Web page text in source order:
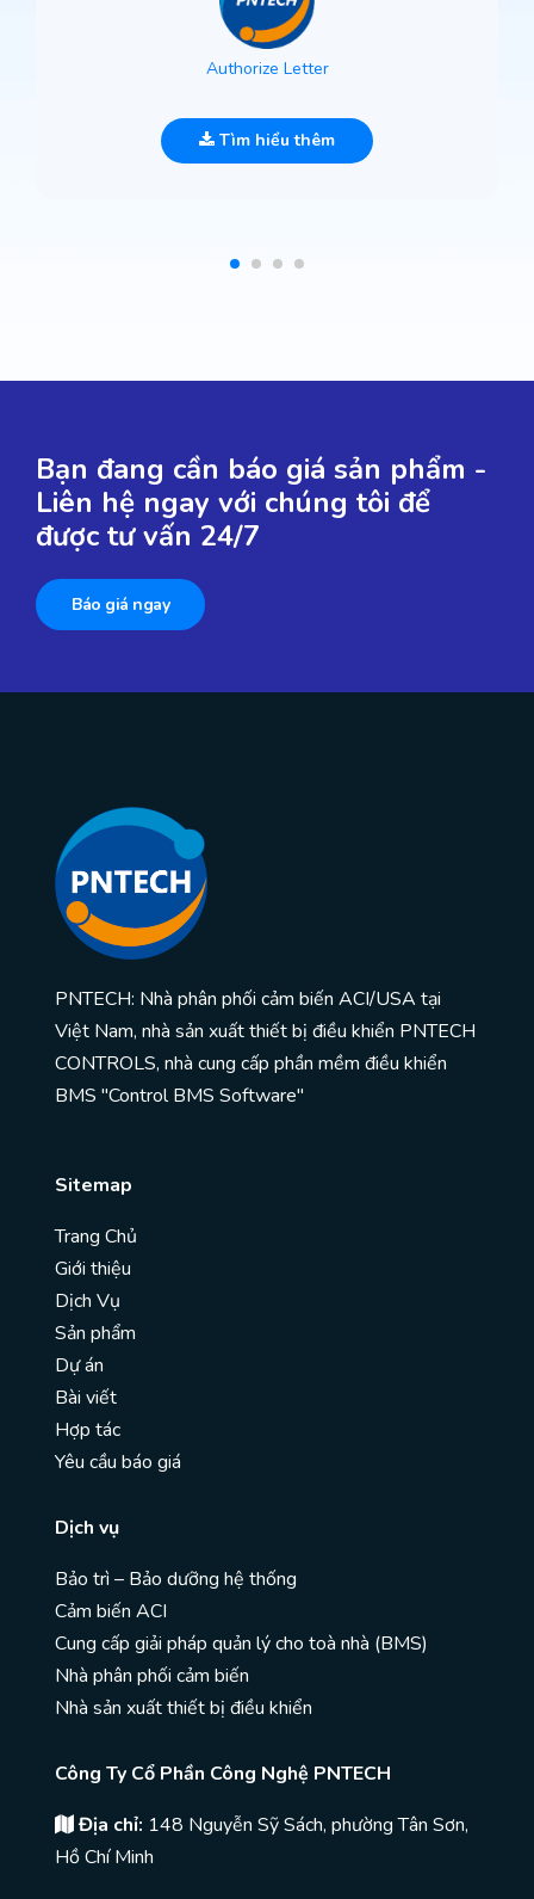
Authorize Letter
Tìm hiểu thêm
Bạn đang cần báo giá sản phẩm -
Liên hệ ngay với chúng tôi để
được tư vấn 24/7
Báo giá ngay
PNTECH: Nhà phân phối cảm biến ACI/USA tại
Việt Nam, nhà sản xuất thiết bị điều khiển PNTECH
CONTROLS, nhà cung cấp phần mềm điều khiển
BMS "Control BMS Software"
Sitemap
Trang Chủ
Giới thiệu
Dịch Vụ
Sản phẩm
Dự án
Bài viết
Hợp tác
Yêu cầu báo giá
Dịch vụ
Bảo trì – Bảo dưỡng hệ thống
Cảm biến ACI
Cung cấp giải pháp quản lý cho toà nhà (BMS)
Nhà phân phối cảm biến
Nhà sản xuất thiết bị điều khiển
Công Ty Cổ Phần Công Nghệ PNTECH
Địa chỉ: 148 Nguyễn Sỹ Sách, phường Tân Sơn,
Hồ Chí Minh